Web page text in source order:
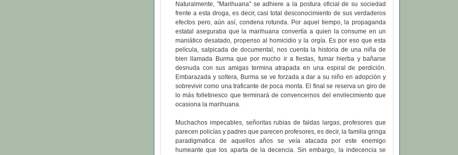
Naturalmente, "Marihuana" se adhiere a la postura oficial de su sociedad
frente a esta droga, es decir, casi total desconocimiento de sus verdaderos
efectos pero, aún así, condena rotunda. Por aquel tiempo, la propaganda
estatal aseguraba que la marihuana convertía a quien la consume en un
maniático desatado, propenso al homicidio y la orgía. Es por eso que esta
película, salpicada de documental, nos cuenta la historia de una niña de
bien llamada Burma que por mucho ir a fiestas, fumar hierba y bañarse
desnuda con sus amigas termina atrapada en una espiral de perdición.
Embarazada y soltera, Burma se ve forzada a dar a su niño en adopción y
sobrevivir como una traficante de poca monta. El final se reserva un giro de
lo más folletinesco que terminará de convencernos del envilecimiento que
ocasiona la marihuana.
Muchachos impecables, señoritas rubias de faldas largas, profesores que
parecen policías y padres que parecen profesores, es decir, la familia gringa
paradigmatica de aquellos años se veía atacada por este enemigo
humeante que los aparta de la decencia. Sin embargo, la indecencia se